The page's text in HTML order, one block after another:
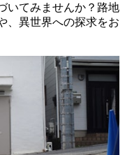
いてみませんか？路地
、異世界への探求をお